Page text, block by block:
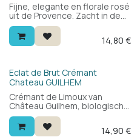
Fijne, elegante en florale rosé
uit de Provence. Zacht in de
mond, fris en discreet fruitig.
Een gastronomische rosé die
je bij je zomerse gerechten
14,80 €
Eclat de Brut Crémant
Chateau GUILHEM
Crémant de Limoux van
Château Guilhem, biologisch
geteeld. Blend van
chardonnay, chenin, pinot noir
en mauzac: fruitig en fris met
14,90 €